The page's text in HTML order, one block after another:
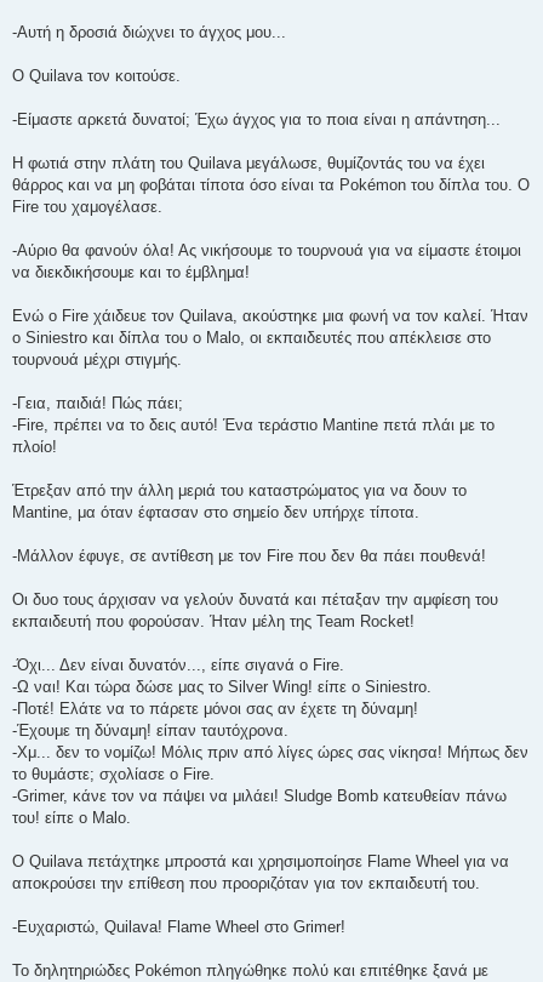
-Αυτή η δροσιά διώχνει το άγχος μου...
O Quilava τον κοιτούσε.
-Είμαστε αρκετά δυνατοί; Έχω άγχος για το ποια είναι η απάντηση...
Η φωτιά στην πλάτη του Quilava μεγάλωσε, θυμίζοντάς του να έχει
θάρρος και να μη φοβάται τίποτα όσο είναι τα Pokémon του δίπλα του. O
Fire του χαμογέλασε.
-Αύριο θα φανούν όλα! Ας νικήσουμε το τουρνουά για να είμαστε έτοιμοι
να διεκδικήσουμε και το έμβλημα!
Ενώ ο Fire χάιδευε τον Quilava, ακούστηκε μια φωνή να τον καλεί. Ήταν
ο Siniestro και δίπλα του ο Malo, οι εκπαιδευτές που απέκλεισε στο
τουρνουά μέχρι στιγμής.
-Γεια, παιδιά! Πώς πάει;
-Fire, πρέπει να το δεις αυτό! Ένα τεράστιο Mantine πετά πλάι με το
πλοίο!
Έτρεξαν από την άλλη μεριά του καταστρώματος για να δουν το
Mantine, μα όταν έφτασαν στο σημείο δεν υπήρχε τίποτα.
-Μάλλον έφυγε, σε αντίθεση με τον Fire που δεν θα πάει πουθενά!
Οι δυο τους άρχισαν να γελούν δυνατά και πέταξαν την αμφίεση του
εκπαιδευτή που φορούσαν. Ήταν μέλη της Team Rocket!
-Όχι... Δεν είναι δυνατόν..., είπε σιγανά ο Fire.
-Ω ναι! Και τώρα δώσε μας το Silver Wing! είπε ο Siniestro.
-Ποτέ! Ελάτε να το πάρετε μόνοι σας αν έχετε τη δύναμη!
-Έχουμε τη δύναμη! είπαν ταυτόχρονα.
-Χμ... δεν το νομίζω! Μόλις πριν από λίγες ώρες σας νίκησα! Μήπως δεν
το θυμάστε; σχολίασε ο Fire.
-Grimer, κάνε τον να πάψει να μιλάει! Sludge Bomb κατευθείαν πάνω
του! είπε ο Malo.
O Quilava πετάχτηκε μπροστά και χρησιμοποίησε Flame Wheel για να
αποκρούσει την επίθεση που προοριζόταν για τον εκπαιδευτή του.
-Ευχαριστώ, Quilava! Flame Wheel στο Grimer!
To δηλητηριώδες Pokémon πληγώθηκε πολύ και επιτέθηκε ξανά με